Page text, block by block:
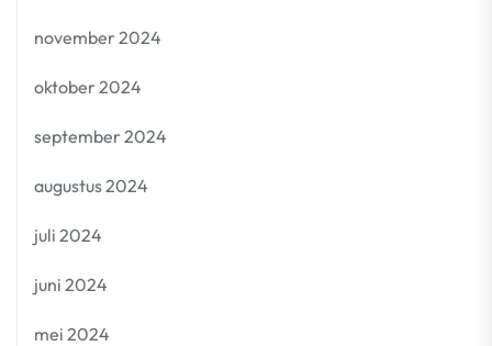
november 2024
oktober 2024
september 2024
augustus 2024
juli 2024
juni 2024
mei 2024